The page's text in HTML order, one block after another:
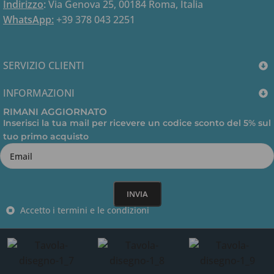
Ottimo prezzo, codice arrivato dopo un ora come
Sun Dec 28 2025 21:02:05 GMT+0000 (Coordinated
Rating: 5/5
Servizio di vendita e post-vendita eccellente.
Sun Dec 28 2025 21:01:05 GMT+0000 (Coordinated
Indirizzo:Via Genova 25, 00184 Roma, Italia
WhatsApp: +39 378 043 2251
SERVIZIO CLIENTI
INFORMAZIONI
RIMANI AGGIORNATO
Inserisci la tua mail per ricevere un codice sconto del 5% sul
tuo primo acquisto
Accetto i termini e le condizioni